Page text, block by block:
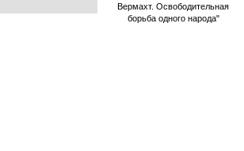
Вермахт. Освободительная
борьба одного народа"